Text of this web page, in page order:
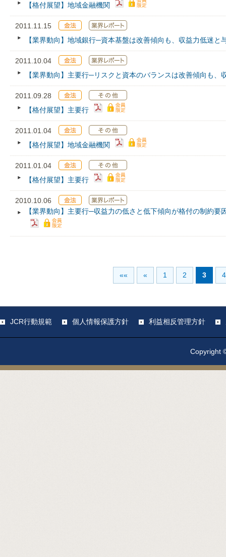
【格付展望】地域金融機関
2011.11.15
【業界動向】地域銀行─資本基盤は改善傾向も、収益力低迷
2011.10.04
【業界動向】主要行─リスクと資本のバランスは改善傾向も、
2011.09.28
【格付展望】主要行
2011.01.04
【格付展望】地域金融機関
2011.01.04
【格付展望】主要行
2010.10.06
【業界動向】主要行─収益力の低さと低下傾向が格付の制約
«« « 1 2 3 4
JCR行動規範 個人情報保護方針 利益相反管理方針
Copyright